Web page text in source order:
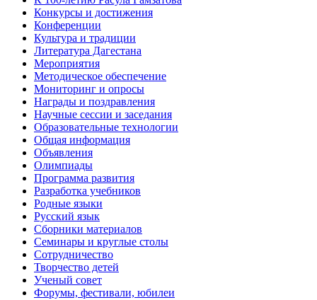
Конкурсы и достижения
Конференции
Культура и традиции
Литература Дагестана
Мероприятия
Методическое обеспечение
Мониторинг и опросы
Награды и поздравления
Научные сессии и заседания
Образовательные технологии
Общая информация
Объявления
Олимпиады
Программа развития
Разработка учебников
Родные языки
Русский язык
Сборники материалов
Семинары и круглые столы
Сотрудничество
Творчество детей
Ученый совет
Форумы, фестивали, юбилеи